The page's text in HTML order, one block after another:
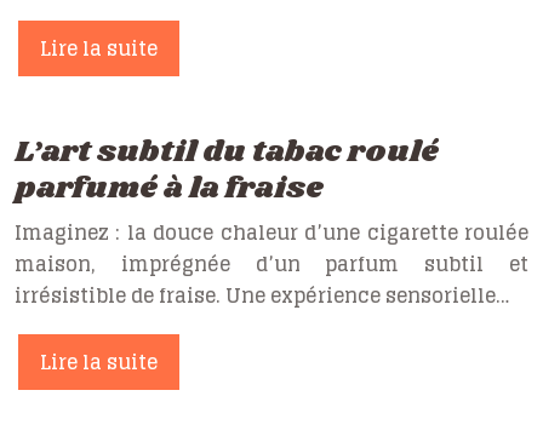
Lire la suite
L’art subtil du tabac roulé
parfumé à la fraise
Imaginez : la douce chaleur d’une cigarette roulée
maison, imprégnée d’un parfum subtil et
irrésistible de fraise. Une expérience sensorielle…
Lire la suite